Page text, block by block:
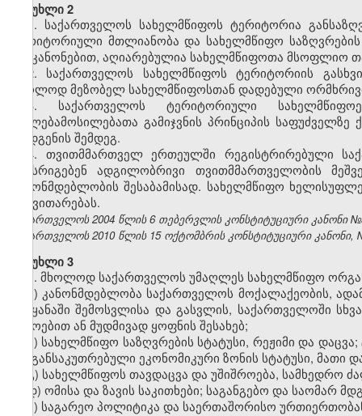
მუხლი 2
1. საქართველოს სახელმწიფოს ტერიტორია
ტერიტორიული მთლიანობა და სახელმწიფო
და კანონებით, აღიარებულია სახელმწიფოთა მსოფლიო
2. საქართველოს სახელმწიფოს ტერიტორიის
მხოლოდ მეზობელ სახელმწიფოსთან დადებული
3. საქართველოს ტერიტორიული
უფლებამოსილებათა გამიჯვნის პრინციპის
აღდგენის შემდეგ.
4. თვითმმართველ ერთეულში რეგისტრირებული
აწესრიგებენ ადგილობრივი თვითმმართველობის
კანონმდებლობის შესაბამისად. სახელმწიფო
განვითარებას.
საქართველოს 2004 წლის 6 თებერვლის კონსტიტუციური კანონი
საქართველოს 2010 წლის 15 ოქტომბრის კონსტიტუციური კანონი,
მუხლი 3
1. მხოლოდ საქართველოს უმაღლეს სახელმწიფო
ა) კანონმდებლობა საქართველოს მოქალაქეობის,
ქვეყანაში შემოსვლისა და გასვლის, საქართველოში
დროებით ან მუდმივად ყოფნის შესახებ;
ბ) სახელმწიფო საზღვრების სტატუსი, რეჟიმი და
და განსაკუთრებული ეკონომიკური ზონის სტატუსი, მათი
გ) სახელმწიფოს თავდაცვა და უშიშროება, სამხედრო
დ) ომისა და ზავის საკითხები; საგანგებო და საომარ
ე) საგარეო პოლიტიკა და საერთაშორისო